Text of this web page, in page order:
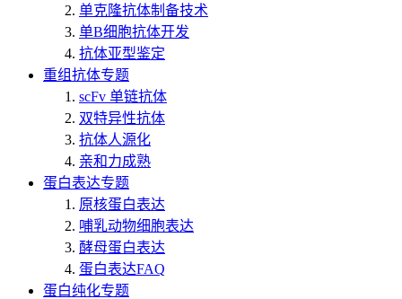
单克隆抗体制备技术
单B细胞抗体开发
抗体亚型鉴定
重组抗体专题
scFv 单链抗体
双特异性抗体
抗体人源化
亲和力成熟
蛋白表达专题
原核蛋白表达
哺乳动物细胞表达
酵母蛋白表达
蛋白表达FAQ
蛋白纯化专题